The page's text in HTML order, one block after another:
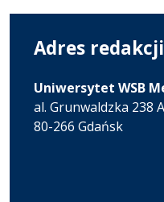
Adres
Uniwersytet WSB
al. Grunwaldzka 238 A
80-266 Gdańsk